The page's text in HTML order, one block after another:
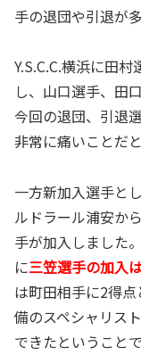
手の退団や引退が
Y.S.C.C.横浜に田
し、山口選手、田
今回の退団、引退
非常に痛いことだと
一方新加入選手と
ルドラール浦安か
手が加入しました
に三笠選手の加入
は町田相手に2得
備のスペシャリス
できたということ